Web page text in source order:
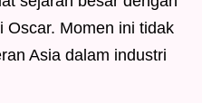
Oscar. Momen ini tidak
Asia dalam industri